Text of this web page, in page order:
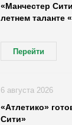
«Манчестер
летнем таланте
Перейти
«Атлетико»
Сити»
6 августа 2026